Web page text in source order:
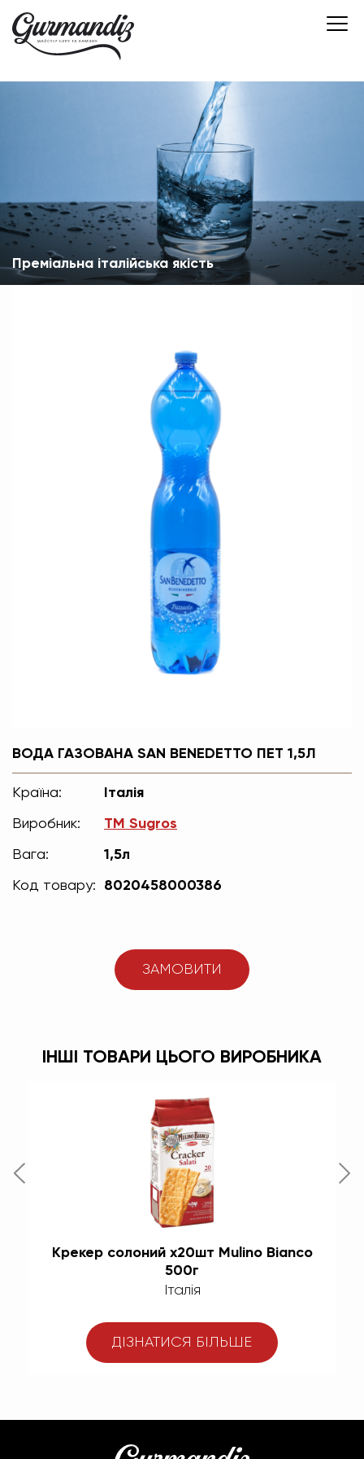
Преміальна італійська якість
ВОДА ГАЗОВАНА SAN BENEDETTO ПЕТ 1,5Л
Країна: Італія
Виробник: TM Sugros
Вага: 1,5л
Код товару: 8020458000386
ЗАМОВИТИ
ІНШІ ТОВАРИ ЦЬОГО ВИРОБНИКА
Крекер солоний х20шт Mulino Bianco
500г
Італія
ДІЗНАТИСЯ БІЛЬШЕ